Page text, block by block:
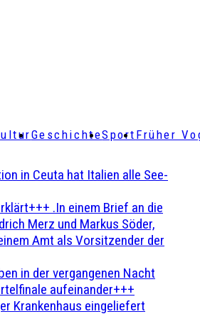
GeschichteSport Früher
in Ceuta hat Italien alle See-
.In einem Brief an die
Merz und Markus Söder,
Amt als Vorsitzender der
in der vergangenen Nacht
aufeinander+++
Krankenhaus eingeliefert